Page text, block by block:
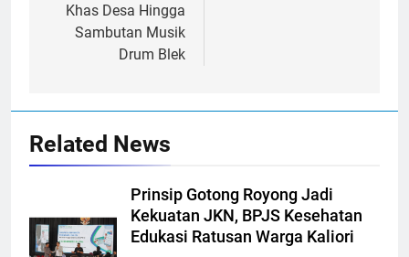
Khas Desa Hingga
Sambutan Musik
Drum Blek
Related News
Prinsip Gotong Royong Jadi
Kekuatan JKN, BPJS Kesehatan
Edukasi Ratusan Warga Kaliori